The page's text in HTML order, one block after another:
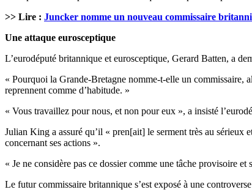
>> Lire : Juncker nomme un nouveau commissaire
Une attaque eurosceptique
L’eurodéputé britannique et eurosceptique, Gerard Batten, a
« Pourquoi la Grande-Bretagne nomme-t-elle un commissaire,
reprennent comme d’habitude. »
« Vous travaillez pour nous, et non pour eux », a insisté
Julian King a assuré qu’il « pren[ait] le serment très au
concernant ses actions ».
« Je ne considère pas ce dossier comme une tâche provisoire
Le futur commissaire britannique s’est exposé à une